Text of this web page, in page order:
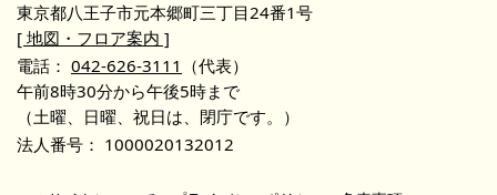
東京都八王子市元本郷町三丁目24番1号
[ 地図・フロア案内 ]
電話： 042-626-3111 （代表）
午前8時30分から午後5時まで
（土曜、日曜、祝日は、閉庁です。）
法人番号： 1000020132012